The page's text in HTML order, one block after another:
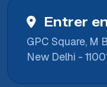
Entrer
GPC Square, M
New Delhi -